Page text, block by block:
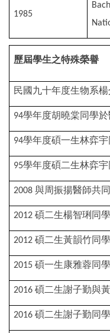
1985
歷屆學生之特殊榮譽
民國九十年度生物系
94學年度胡曉棠同學
94學年度碩一生林弈
95學年度碩二生林弈
2008 與周振揚醫師共
2012 碩二生楊智琍同
2012 碩二生黃韻竹同
2015 碩一生康雅蓉同
2016 碩二生謝子勤與
2016 碩二生謝子勤同